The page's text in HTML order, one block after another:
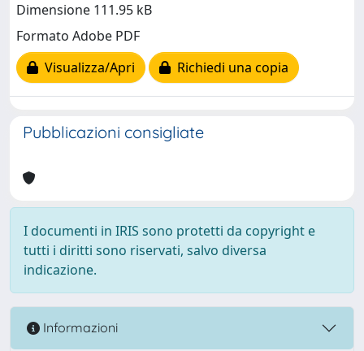
Dimensione 111.95 kB
Formato Adobe PDF
Visualizza/Apri
Richiedi una copia
Pubblicazioni consigliate
I documenti in IRIS sono protetti da copyright e
tutti i diritti sono riservati, salvo diversa
indicazione.
Informazioni